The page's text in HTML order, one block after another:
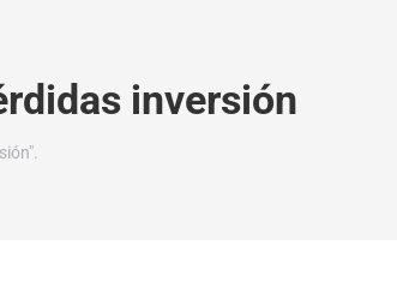
inversión